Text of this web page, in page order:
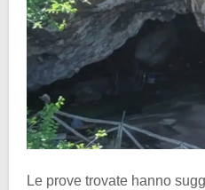
Le prove trovate hanno